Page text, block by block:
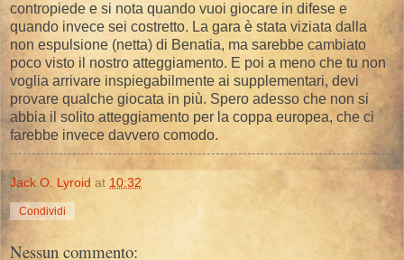
contropiede e si nota quando vuoi giocare in difese e
quando invece sei costretto. La gara è stata viziata dalla
non espulsione (netta) di Benatia, ma sarebbe cambiato
poco visto il nostro atteggiamento. E poi a meno che tu non
voglia arrivare inspiegabilmente ai supplementari, devi
provare qualche giocata in più. Spero adesso che non si
abbia il solito atteggiamento per la coppa europea, che ci
farebbe invece davvero comodo.
Jack O. Lyroid at 10:32
Condividi
Nessun commento: